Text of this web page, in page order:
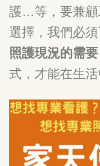
護…等，要兼顧
選擇，我們必須
照護現況的需要
式，才能在生活